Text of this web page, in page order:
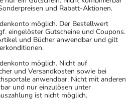
und Rabatt-Aktionen.
möglich. Der Bestellwert
eingelöster Gutscheine und Coupons.
und Bücher anwendbar und gilt
möglich. Nicht auf
und Versandkosten sowie bei
anwendbar. Nicht mit anderen
und nur einzulösen unter
ist nicht möglich.